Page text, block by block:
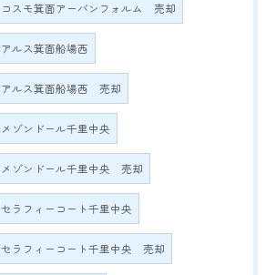
コスモ箕面アーバンフォルム 売却
アルス箕面船場西
アルス箕面船場西 売却
メゾンドール千里中央
メゾンドール千里中央 売却
セラフィーコート千里中央
セラフィーコート千里中央 売却